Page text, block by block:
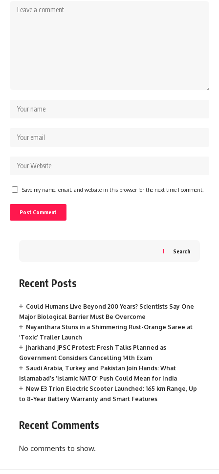
Save my name, email, and website in this browser for the next time I comment.
Search
Recent Posts
Could Humans Live Beyond 200 Years? Scientists Say One
Major Biological Barrier Must Be Overcome
Nayanthara Stuns in a Shimmering Rust-Orange Saree at
‘Toxic’ Trailer Launch
Jharkhand JPSC Protest: Fresh Talks Planned as
Government Considers Cancelling 14th Exam
Saudi Arabia, Turkey and Pakistan Join Hands: What
Islamabad’s ‘Islamic NATO’ Push Could Mean for India
New E3 Trion Electric Scooter Launched: 165 km Range, Up
to 8-Year Battery Warranty and Smart Features
Recent Comments
No comments to show.